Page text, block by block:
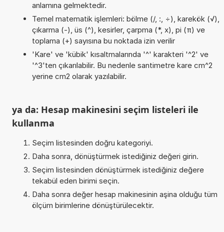
anlamına gelmektedir.
Temel matematik işlemleri: bölme (/, :, ÷), karekök (√),
çıkarma (-), üs (^), kesirler, çarpma (*, x), pi (π) ve
toplama (+) sayısına bu noktada izin verilir
'Kare' ve 'kübik' kısaltmalarında '^' karakteri '^2' ve
'^3'ten çıkarılabilir. Bu nedenle santimetre kare cm^2
yerine cm2 olarak yazılabilir.
ya da: Hesap makinesini seçim listeleri ile
kullanma
Seçim listesinden doğru kategoriyi.
Daha sonra, dönüştürmek istediğiniz değeri girin.
Seçim listesinden dönüştürmek istediğiniz değere
tekabül eden birimi seçin.
Daha sonra değer hesap makinesinin aşina olduğu tüm
ölçüm birimlerine dönüştürülecektir.